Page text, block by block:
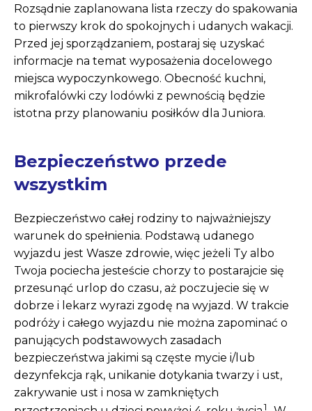
Rozsądnie zaplanowana lista rzeczy do spakowania
to pierwszy krok do spokojnych i udanych wakacji.
Przed jej sporządzaniem, postaraj się uzyskać
informacje na temat wyposażenia docelowego
miejsca wypoczynkowego. Obecność kuchni,
mikrofalówki czy lodówki z pewnością będzie
istotna przy planowaniu posiłków dla Juniora.
Bezpieczeństwo przede
wszystkim
Bezpieczeństwo całej rodziny to najważniejszy
warunek do spełnienia. Podstawą udanego
wyjazdu jest Wasze zdrowie, więc jeżeli Ty albo
Twoja pociecha jesteście chorzy to postarajcie się
przesunąć urlop do czasu, aż poczujecie się w
dobrze i lekarz wyrazi zgodę na wyjazd. W trakcie
podróży i całego wyjazdu nie można zapominać o
panujących podstawowych zasadach
bezpieczeństwa jakimi są częste mycie i/lub
dezynfekcja rąk, unikanie dotykania twarzy i ust,
zakrywanie ust i nosa w zamkniętych
1